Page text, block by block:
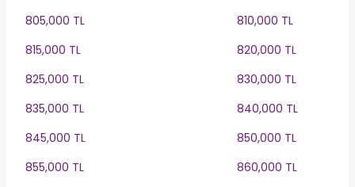
805,000 TL
810,000 TL
815,000 TL
820,000 TL
825,000 TL
830,000 TL
835,000 TL
840,000 TL
845,000 TL
850,000 TL
855,000 TL
860,000 TL